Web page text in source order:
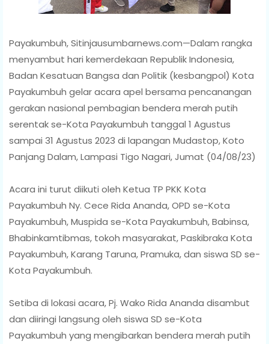
Payakumbuh, Sitinjausumbarnews.com—Dalam rangka
menyambut hari kemerdekaan Republik Indonesia,
Badan Kesatuan Bangsa dan Politik (kesbangpol) Kota
Payakumbuh gelar acara apel bersama pencanangan
gerakan nasional pembagian bendera merah putih
serentak se-Kota Payakumbuh tanggal 1 Agustus
sampai 31 Agustus 2023 di lapangan Mudastop, Koto
Panjang Dalam, Lampasi Tigo Nagari, Jumat (04/08/23)
Acara ini turut diikuti oleh Ketua TP PKK Kota
Payakumbuh Ny. Cece Rida Ananda, OPD se-Kota
Payakumbuh, Muspida se-Kota Payakumbuh, Babinsa,
Bhabinkamtibmas, tokoh masyarakat, Paskibraka Kota
Payakumbuh, Karang Taruna, Pramuka, dan siswa SD se-
Kota Payakumbuh.
Setiba di lokasi acara, Pj. Wako Rida Ananda disambut
dan diiringi langsung oleh siswa SD se-Kota
Payakumbuh yang mengibarkan bendera merah putih